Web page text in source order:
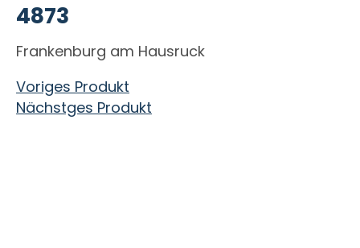
4873
Frankenburg am Hausruck
Beitragsnavigation
Voriges Produkt
Nächstges Produkt